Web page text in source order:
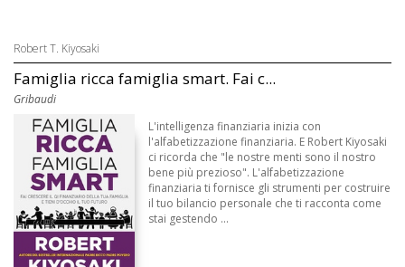
Robert T. Kiyosaki
Famiglia ricca famiglia smart. Fai c...
Gribaudi
L'intelligenza finanziaria inizia con
l'alfabetizzazione finanziaria. E Robert Kiyosaki
ci ricorda che "le nostre menti sono il nostro
bene più prezioso". L'alfabetizzazione
finanziaria ti fornisce gli strumenti per costruire
il tuo bilancio personale che ti racconta come
stai gestendo ...